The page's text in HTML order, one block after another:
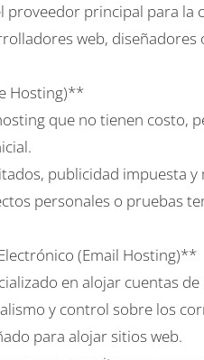
proveedor principal para la
web,
Hosting)**
que no tienen costo,
publicidad impuesta
personales o pruebas
(Email Hosting)**
en alojar cuentas
y control sobre los
para alojar sitios web.